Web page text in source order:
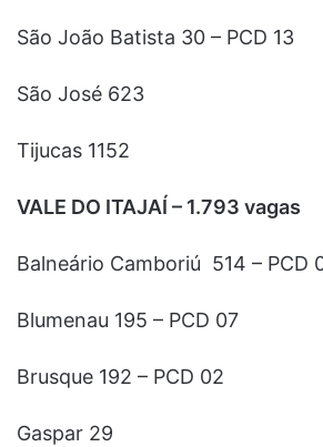
São João Batista 30 – PCD 13
São José 623
Tijucas 1152
VALE DO ITAJAÍ – 1.793 vagas
Balneário Camboriú 514 – PCD
Blumenau 195 – PCD 07
Brusque 192 – PCD 02
Gaspar 29